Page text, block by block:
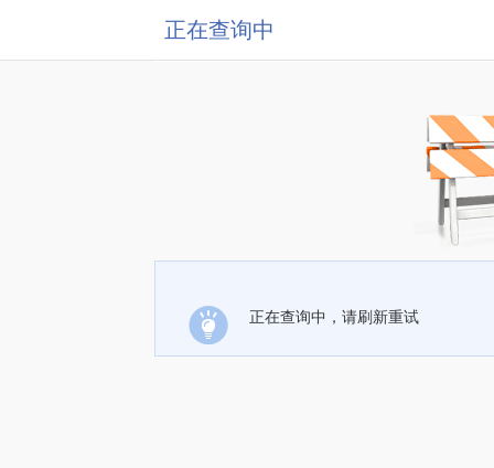
正在查询中
正在查询中，请刷新重试